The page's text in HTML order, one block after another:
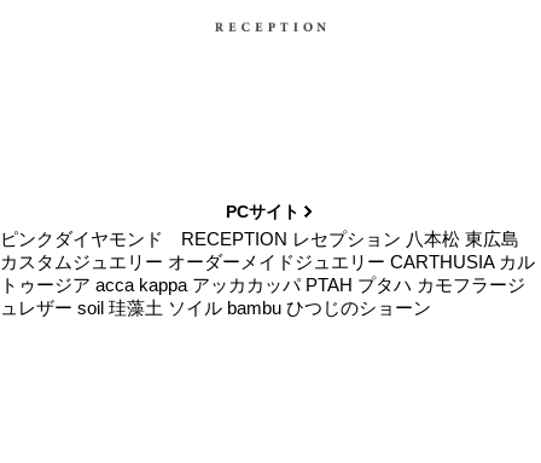
PCサイト
ピンクダイヤモンド RECEPTION レセプション 八本松 東広島
カスタムジュエリー オーダーメイドジュエリー CARTHUSIA カル
トゥージア acca kappa アッカカッパ PTAH プタハ カモフラージ
ュレザー soil 珪藻土 ソイル bambu ひつじのショーン